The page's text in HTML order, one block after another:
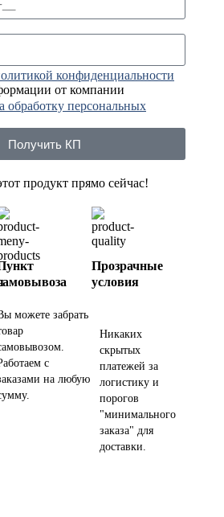
конфиденциальности
от компании
обработку персональных
Получить КП
продукт прямо сейчас!
можете забрать
с
на любую
Прозрачные
условия
Никаких
скрытых
платежей за
логистику и
порогов
"минимального
заказа" для
доставки.